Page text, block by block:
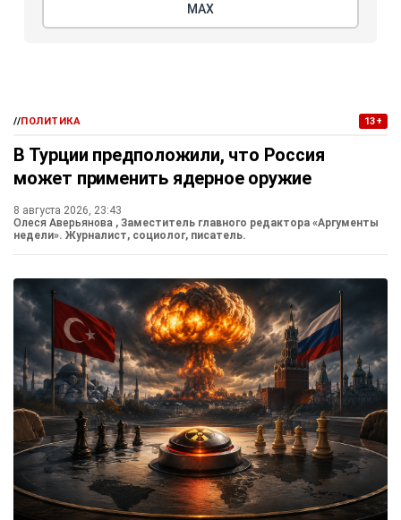
МАХ
//ПОЛИТИКА 13+
В Турции предположили, что Россия
может применить ядерное оружие
8 августа 2026, 23:43
Олеся Аверьянова , Заместитель главного редактора «Аргументы
недели». Журналист, социолог, писатель.